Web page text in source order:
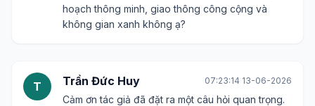
hoạch thông minh, giao thông công cộng và
không gian xanh không ạ?
T Trần Đức Huy 07:23:14 13-06-2026
Cảm ơn tác giả đã đặt ra một câu hỏi quan trọng.